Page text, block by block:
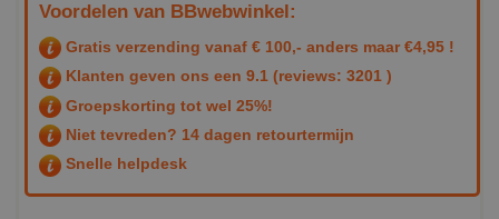
Voordelen van BBwebwinkel:
Gratis verzending vanaf € 100,- anders maar €4,95 !
Klanten geven ons een 9.1 (reviews: 3201 )
Groepskorting tot wel 25%!
Niet tevreden? 14 dagen retourtermijn
Snelle helpdesk